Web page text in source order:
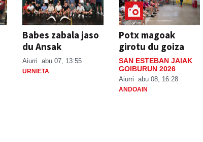
Babes zabala jaso
du Ansak
Aiurri abu 07, 13:55
URNIETA
Potx magoak
girotu du goiza
SAN ESTEBAN JAIAK
GOIBURUN 2026
Aiurri abu 08, 16:28
ANDOAIN